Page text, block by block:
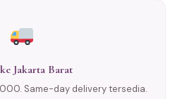
Jakarta Barat
Same-day delivery tersedia.